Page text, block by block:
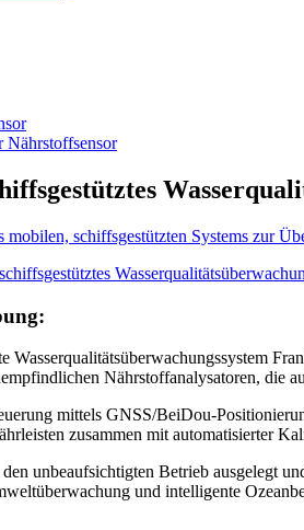
Nährstoffsensor
Wasserqualitätsüberwachungssystem
Nährstoffanalysatoren, die
mittels GNSS/BeiDou-
zusammen mit automatisierter
unbeaufsichtigten Betrieb ausgelegt
und intelligente